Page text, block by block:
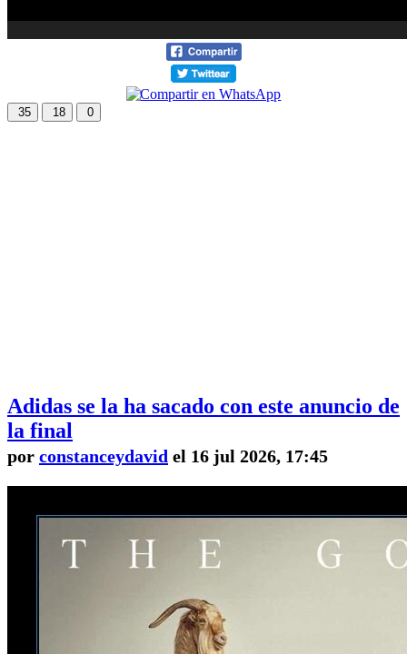
35 18 0
Adidas se la ha sacado con este anuncio de
la final
por constanceydavid el 16 jul 2026, 17:45